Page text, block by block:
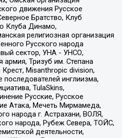
движения Русское
Братство, Клуб
Клуба Динамо,
религиозная организация
Русского народа
сектор, УНА - УНСО,
армия, Тризуб им. Степана
Misanthropic division,
инглиизма,
TulaSkins,
Русские, Русское
Атака, Мечеть Мирмамеда,
народа г. Астрахани, ВОЛЯ,
народа, Рубеж Севера, ТОЙС,
деятельности,